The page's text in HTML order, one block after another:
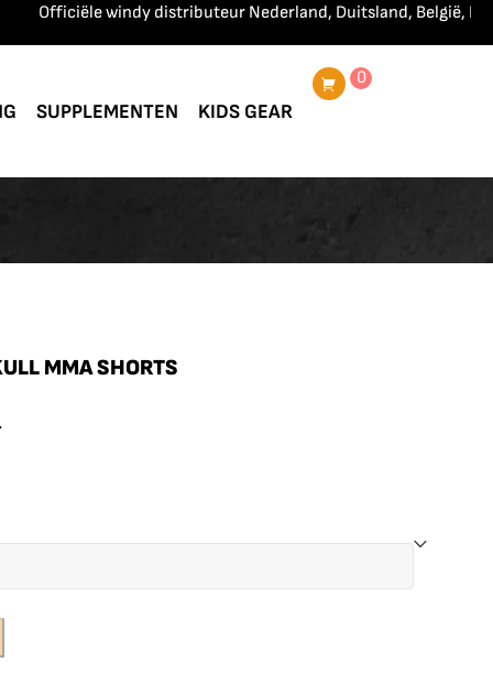
Officiële windy distributeur Nederland, Duitsland, België,
SUPPLEMENTEN KIDS GEAR
0
MMA SHORTS